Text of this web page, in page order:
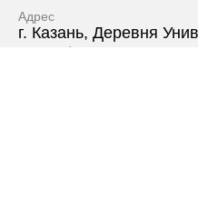
Адрес
г. Казань, Деревня
Как добраться